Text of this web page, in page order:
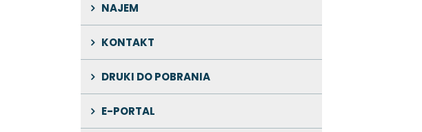
NAJEM
KONTAKT
DRUKI DO POBRANIA
E-PORTAL